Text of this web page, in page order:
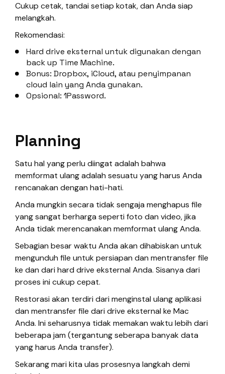
Cukup cetak, tandai setiap kotak, dan Anda siap
melangkah.
Rekomendasi:
Hard drive eksternal untuk digunakan dengan
back up Time Machine.
Bonus: Dropbox, iCloud, atau penyimpanan
cloud lain yang Anda gunakan.
Opsional: 1Password.
Planning
Satu hal yang perlu diingat adalah bahwa
memformat ulang adalah sesuatu yang harus Anda
rencanakan dengan hati-hati.
Anda mungkin secara tidak sengaja menghapus file
yang sangat berharga seperti foto dan video, jika
Anda tidak merencanakan memformat ulang Anda.
Sebagian besar waktu Anda akan dihabiskan untuk
mengunduh file untuk persiapan dan mentransfer file
ke dan dari hard drive eksternal Anda. Sisanya dari
proses ini cukup cepat.
Restorasi akan terdiri dari menginstal ulang aplikasi
dan mentransfer file dari drive eksternal ke Mac
Anda. Ini seharusnya tidak memakan waktu lebih dari
beberapa jam (tergantung seberapa banyak data
yang harus Anda transfer).
Sekarang mari kita ulas prosesnya langkah demi